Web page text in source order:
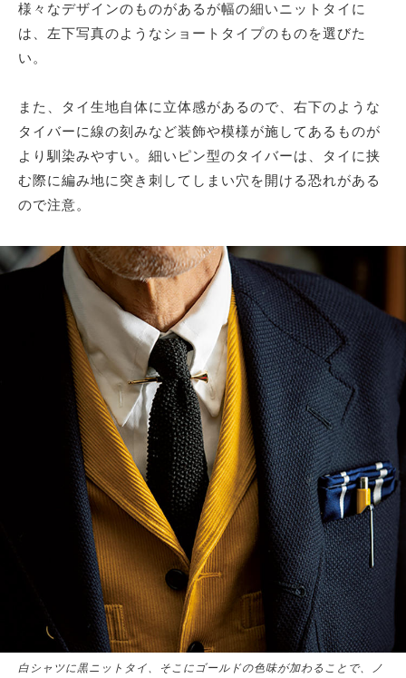
様々なデザインのものがあるが幅の細いニットタイに
は、左下写真のようなショートタイプのものを選びた
い。
また、タイ生地自体に立体感があるので、右下のような
タイバーに線の刻みなど装飾や模様が施してあるものが
より馴染みやすい。細いピン型のタイバーは、タイに挟
む際に編み地に突き刺してしまい穴を開ける恐れがある
ので注意。
白シャツに黒ニットタイ、そこにゴールドの色味が加わることで、ノ